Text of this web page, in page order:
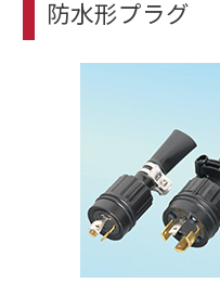
防水形プラグ